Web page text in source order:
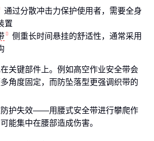
通过分散冲击力保护使用者，需要全身
置
侧重长时间悬挂的舒适性，通常采用
关键部件上。例如高空作业安全带会
角度固定，而防坠落型更强调织带的
护失效——用腰式安全带进行攀爬作
能集中在腰部造成伤害。